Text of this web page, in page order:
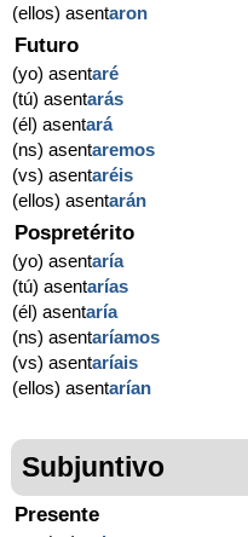
(ellos) asentaron
Futuro
(yo) asentaré
(tú) asentarás
(él) asentará
(ns) asentaremos
(vs) asentaréis
(ellos) asentarán
Pospretérito
(yo) asentaría
(tú) asentarías
(él) asentaría
(ns) asentaríamos
(vs) asentaríais
(ellos) asentarían
Subjuntivo
Presente